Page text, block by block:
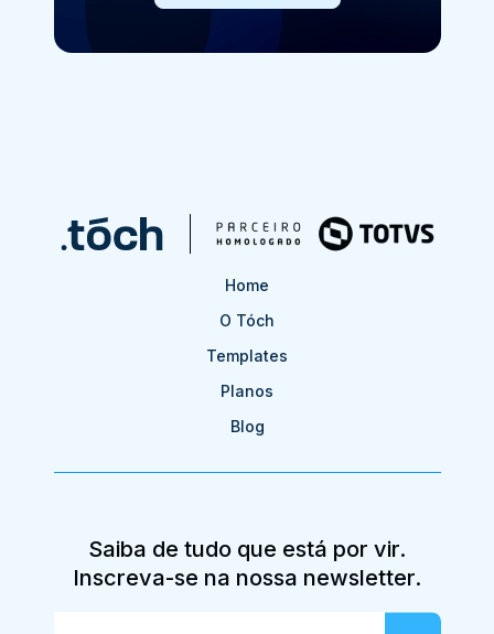
Home
O Tóch
Templates
Planos
Blog
Saiba de tudo que está por vir.
Inscreva-se na nossa newsletter.